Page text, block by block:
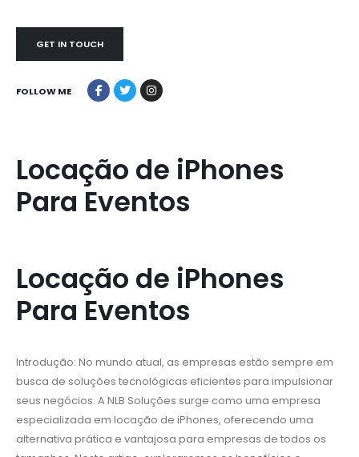
GET IN TOUCH
FOLLOW ME
Locação de iPhones
Para Eventos
Locação de iPhones
Para Eventos
Introdução: No mundo atual, as empresas estão sempre em
busca de soluções tecnológicas eficientes para impulsionar
seus negócios. A NLB Soluções surge como uma empresa
especializada em locação de iPhones, oferecendo uma
alternativa prática e vantajosa para empresas de todos os